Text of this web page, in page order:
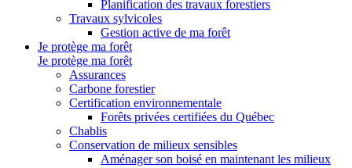
Planification des travaux forestiers
Travaux sylvicoles
Gestion active de ma forêt
Je protège ma forêt
Je protège ma forêt
Assurances
Carbone forestier
Certification environnementale
Forêts privées certifiées du Québec
Chablis
Conservation de milieux sensibles
Aménager son boisé en maintenant les milieux